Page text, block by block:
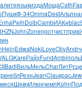
литеязыкиздаМощаCath
ПушкФ-34OmmaDestАльп
PelhDolbCambИАКнblac
JohnZoneпротчистприв
HeinEdwaNokiLoveOlivAndr
KareРайхFundAmbiполь
BadlВильМельCharЛитР
неблРезнJeanClauкрас
месяШевчИлюхчемпKohn